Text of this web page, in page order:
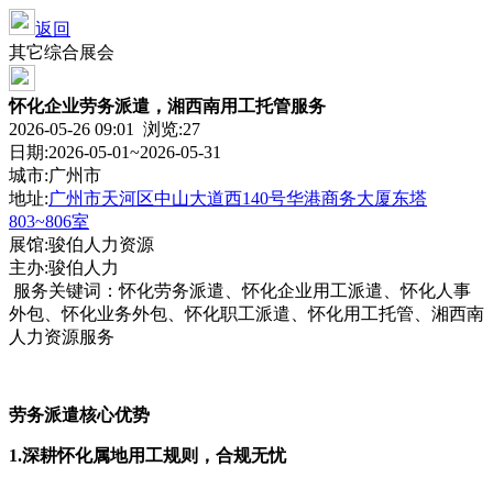
返回
其它综合展会
怀化企业劳务派遣，湘西南用工托管服务
2026-05-26 09:01 浏览:27
日期:2026-05-01~2026-05-31
城市:广州市
地址:广州市天河区中山大道西140号华港商务大厦东塔
803~806室
展馆:骏伯人力资源
主办:骏伯人力
服务关键词：怀化劳务派遣、怀化企业用工派遣、怀化人事
外包、怀化业务外包、怀化职工派遣、怀化用工托管、湘西南
人力资源服务
劳务派遣核心优势
1.深耕怀化属地用工规则，合规无忧